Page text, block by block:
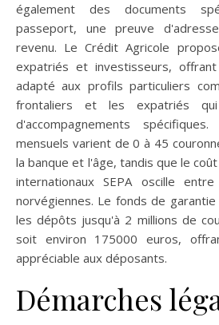
également des documents
passeport, une preuve
revenu. Le Crédit Agricole
expatriés et investisseurs, offrant
adapté aux profils particuliers
frontaliers et les expatriés
d'accompagnements
mensuels varient de 0 à 45
la banque et l'âge, tandis que le
internationaux SEPA oscille
norvégiennes. Le fonds de
les dépôts jusqu'à 2 millions de
soit environ 175000 euros,
appréciable aux déposants.
Démarches